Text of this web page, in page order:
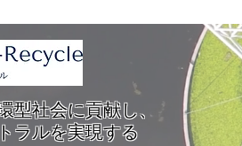
型社会に貢献し、
ラルを実現する